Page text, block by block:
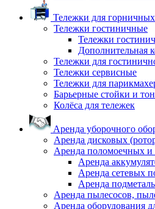
Тележки для
Тележки гостиничные
Тележки
Дополнительная
Тележки для
Тележки сервисные
Тележки для
Барьерные стойки и
Колёса для тележек
Аренда уборочного
Аренда дисковых
Аренда поломоечных
Аренда
Аренда сетевых
Аренда
Аренда пылесосов,
Аренда оборудования